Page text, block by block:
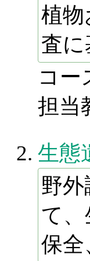
植物
査
コー
担当
生態
野
て
保全